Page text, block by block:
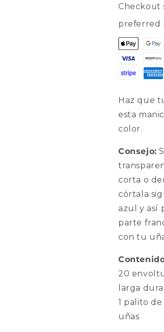
Checkout
preferred
Haz que
esta
color.
Consejo:
corta o
córtala
azul y así
parte
con tu
20
larga
1 palito
uñas